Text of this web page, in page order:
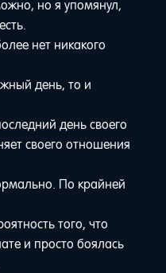
но я упомянул,
нет никакого
день, то и
день своего
своего отношения
По крайней
того, что
и просто боялась